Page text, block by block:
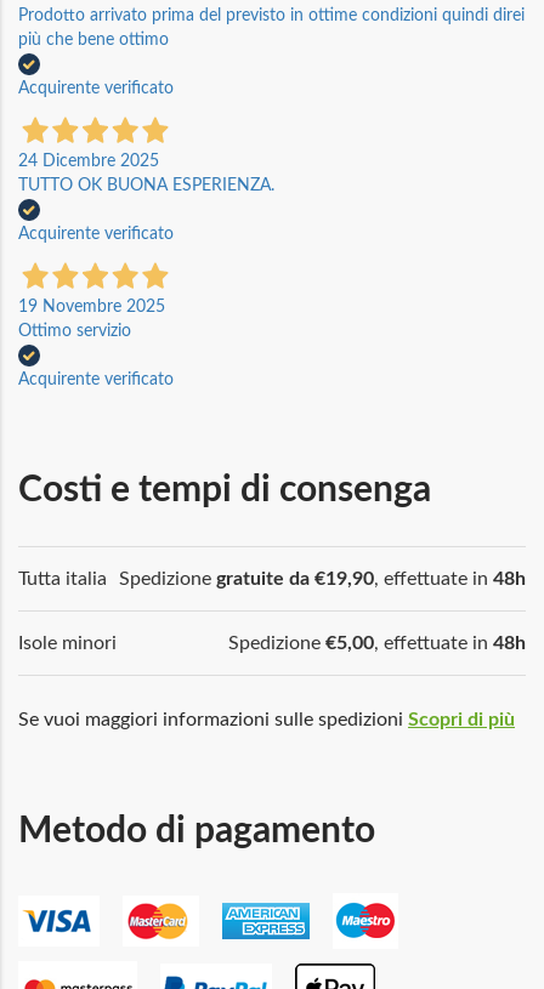
Prodotto arrivato prima del previsto in ottime condizioni quindi direi
più che bene ottimo
Acquirente verificato
24 Dicembre 2025
TUTTO OK BUONA ESPERIENZA.
Acquirente verificato
19 Novembre 2025
Ottimo servizio
Acquirente verificato
Costi e tempi di consenga
Tutta italia Spedizione gratuite da €19,90, effettuate in 48h
Isole minori Spedizione €5,00, effettuate in 48h
Se vuoi maggiori informazioni sulle spedizioni Scopri di più
Metodo di pagamento